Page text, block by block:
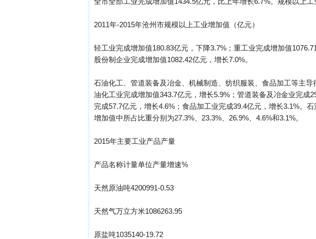
2011年-2015年沧州市规模以上工业增加值（亿元）
轻工业完成增加值180.83亿元，下降3.7%；重工业完成增加值
股份制企业完成增加值1082.42亿元，增长7.0%。
石油化工、管道装备及冶金、机械制造、纺织服装、食品加工等主
油化工业完成增加值343.7亿元，增长5.9%；管道装备及冶金业完
完成57.7亿元，增长4.6%；食品加工业完成39.4亿元，增长3.1%。
增加值中所占比重分别为27.3%、23.3%、26.9%、4.6%和3.1%。
2015年主要工业产品产量
产品名称计量单位产量增速%
天然原油吨4200991-0.53
天然气万立方米1086263.95
原盐吨1035140-19.72